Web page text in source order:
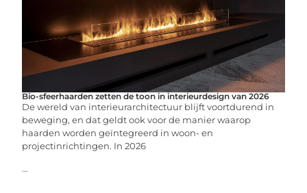
Bio-sfeerhaarden zetten de toon in interieurdesign van 2026
De wereld van interieurarchitectuur blijft voortdurend in
beweging, en dat geldt ook voor de manier waarop
haarden worden geïntegreerd in woon- en
projectinrichtingen. In 2026
...